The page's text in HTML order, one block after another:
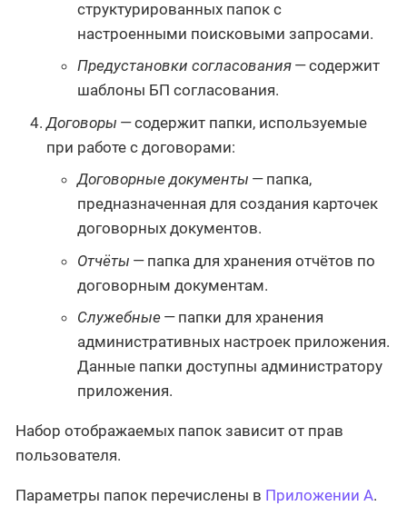
структурированных папок с
настроенными поисковыми запросами.
Предустановки согласования — содержит
шаблоны БП согласования.
Договоры — содержит папки, используемые
при работе с договорами:
Договорные документы — папка,
предназначенная для создания карточек
договорных документов.
Отчёты — папка для хранения отчётов по
договорным документам.
Служебные — папки для хранения
административных настроек приложения.
Данные папки доступны администратору
приложения.
Набор отображаемых папок зависит от прав
пользователя.
Параметры папок перечислены в Приложении A.